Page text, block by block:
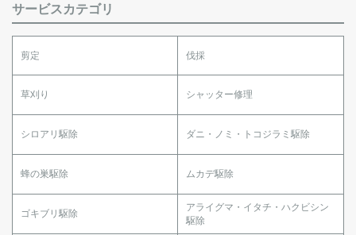
サービスカテゴリ
剪定 伐採
草刈り シャッター修理
シロアリ駆除 ダニ・ノミ・トコジラミ駆除
蜂の巣駆除 ムカデ駆除
ゴキブリ駆除
アライグマ・イタチ・ハクビシン
駆除